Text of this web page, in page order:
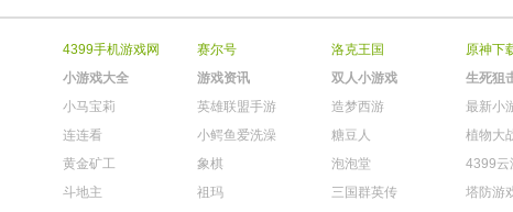
4399手机游戏网 赛尔号 洛克王国 原神下
小游戏大全 游戏资讯 双人小游戏 生死狙
小马宝莉 英雄联盟手游 造梦西游 最新小
连连看 小鳄鱼爱洗澡 糖豆人 植物大
黄金矿工 象棋 泡泡堂 4399云
斗地主 祖玛 三国群英传 塔防游